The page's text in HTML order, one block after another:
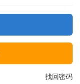
找回密码